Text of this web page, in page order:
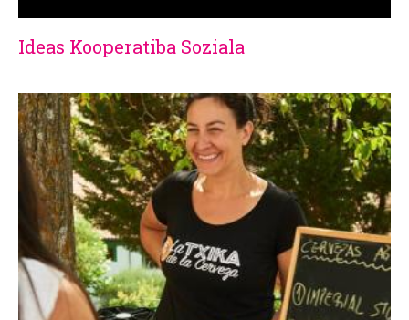
Ideas Kooperatiba Soziala